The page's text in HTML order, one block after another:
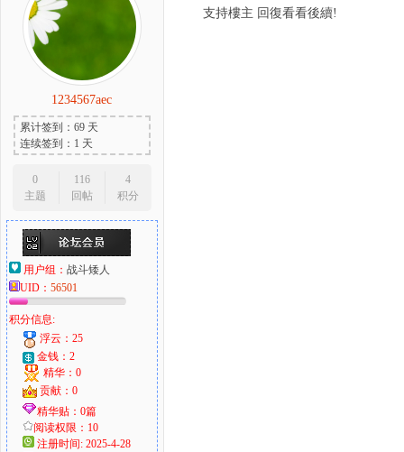
1234567aec
累计签到：69 天
连续签到：1 天
0
主题
116
回帖
4
积分
用户组： 战斗矮人
UID： 56501
积分信息:
浮云：25
金钱：2
精华：0
贡献：0
精华贴：0篇
阅读权限：10
注册时间: 2025-4-28
支持樓主 回復看看後續!